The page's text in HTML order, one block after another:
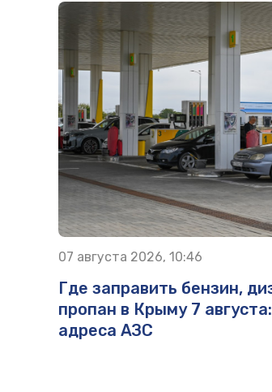
07 августа 2026, 10:46
Где заправить бензин,
пропан в Крыму 7 августа:
адреса АЗС